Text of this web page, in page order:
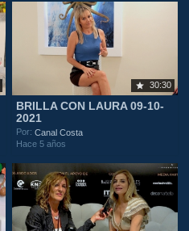
30:30
BRILLA CON LAURA 09-10-
2021
Por:Canal Costa
Hace 5 años